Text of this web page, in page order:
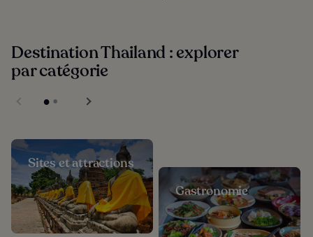
Destination Thailand : explorer
par catégorie
Sites et attractions
Gastronomie